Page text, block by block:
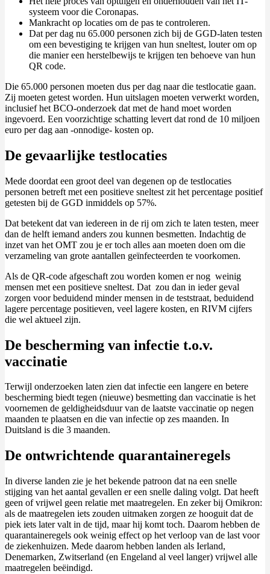
systeem voor die Coronapas.
Mankracht op locaties om de pas te controleren.
Dat per dag nu 65.000 personen zich bij de GGD-laten testen
om een bevestiging te krijgen van hun sneltest, louter om op
die manier een herstelbewijs te krijgen ten behoeve van hun
QR code.
Die 65.000 personen moeten dus per dag naar die testlocatie gaan.
Zij moeten getest worden. Hun uitslagen moeten verwerkt worden,
inclusief het BCO-onderzoek dat met de hand moet worden
ingevoerd. Een voorzichtige schatting levert dat rond de 10 miljoen
euro per dag aan -onnodige- kosten op.
De gevaarlijke testlocaties
Mede doordat een groot deel van degenen op de testlocaties
personen betreft met een positieve sneltest zit het percentage positief
getesten bij de GGD inmiddels op 57%.
Dat betekent dat van iedereen in de rij om zich te laten testen, meer
dan de helft iemand anders zou kunnen besmetten. Indachtig de
inzet van het OMT zou je er toch alles aan moeten doen om die
verzameling van grote aantallen geïnfecteerden te voorkomen.
Als de QR-code afgeschaft zou worden komen er nog weinig
mensen met een positieve sneltest. Dat zou dan in ieder geval
zorgen voor beduidend minder mensen in de teststraat, beduidend
lagere percentage positieven, veel lagere kosten, en RIVM cijfers
die wel aktueel zijn.
De bescherming van infectie t.o.v.
vaccinatie
Terwijl onderzoeken laten zien dat infectie een langere en betere
bescherming biedt tegen (nieuwe) besmetting dan vaccinatie is het
voornemen de geldigheidsduur van de laatste vaccinatie op negen
maanden te plaatsen en die van infectie op zes maanden. In
Duitsland is die 3 maanden.
De ontwrichtende quarantaineregels
In diverse landen zie je het bekende patroon dat na een snelle
stijging van het aantal gevallen er een snelle daling volgt. Dat heeft
geen of vrijwel geen relatie met maatregelen. En zeker bij Omikron:
als de maatregelen iets zouden uitmaken zorgen ze hooguit dat de
piek iets later valt in de tijd, maar hij komt toch. Daarom hebben de
quarantaineregels ook weinig effect op het verloop van de last voor
de ziekenhuizen. Mede daarom hebben landen als Ierland,
Denemarken, Zwitserland (en Engeland al veel langer) vrijwel alle
maatregelen beëindigd.